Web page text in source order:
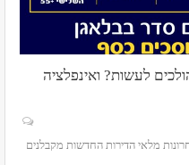
לעשות? ואינפלציה
מלאי הדירות החדשות מקבלנים